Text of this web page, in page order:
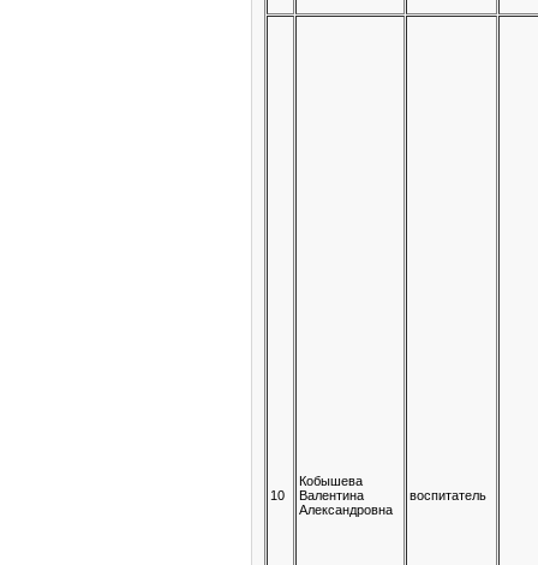
10
Кобышева
Валентина
Александровна
воспитатель